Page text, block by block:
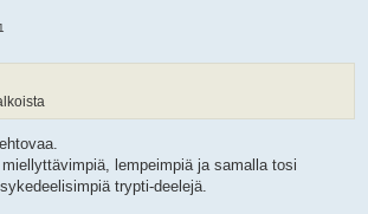
lempeimpiä ja samalla tosi
trypti-deelejä.